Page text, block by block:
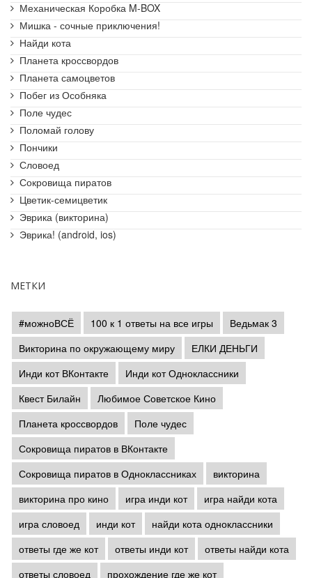
Механическая Коробка M-BOX
Мишка - сочные приключения!
Найди кота
Планета кроссвордов
Планета самоцветов
Побег из Особняка
Поле чудес
Поломай голову
Пончики
Словоед
Сокровища пиратов
Цветик-семицветик
Эврика (викторина)
Эврика! (android, ios)
МЕТКИ
#можноВСЁ 100 к 1 ответы на все игры
Ведьмак 3
Викторина по окружающему миру
ЕЛКИ ДЕНЬГИ
Инди кот ВКонтакте
Инди кот Одноклассники
Квест Билайн
Любимое Советское Кино
Планета кроссвордов
Поле чудес
Сокровища пиратов в ВКонтакте
Сокровища пиратов в Одноклассниках
викторина
викторина про кино
игра инди кот
игра найди кота
игра словоед
инди кот
найди кота одноклассники
ответы где же кот
ответы инди кот
ответы найди кота
ответы словоед
прохождение где же кот